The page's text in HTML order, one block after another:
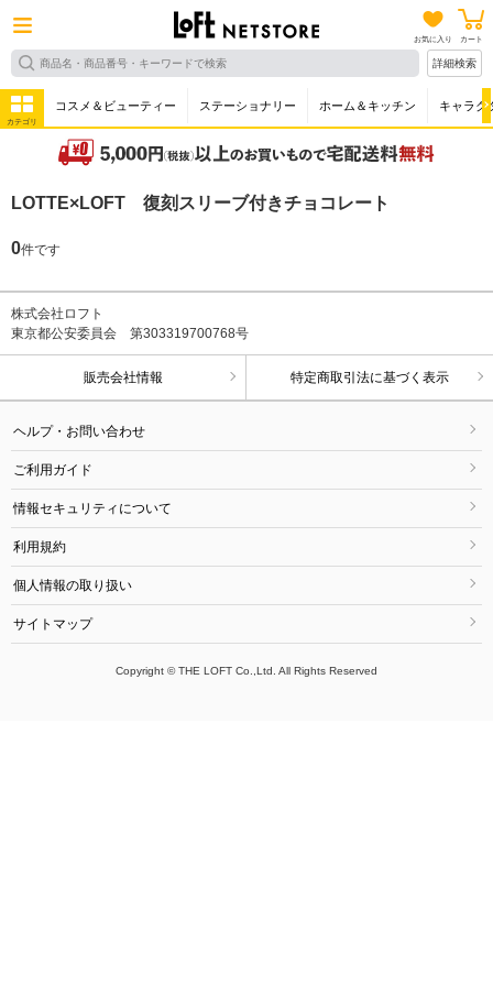
お気に入り カート
詳細検索
カテゴリ
コスメ＆ビューティー ステーショナリー ホーム＆キッチン キャラク
LOTTE×LOFT 復刻スリーブ付きチョコレート
0件です
株式会社ロフト
東京都公安委員会 第303319700768号
販売会社情報 特定商取引法に基づく表示
ヘルプ・お問い合わせ
ご利用ガイド
情報セキュリティについて
利用規約
個人情報の取り扱い
サイトマップ
Copyright © THE LOFT Co.,Ltd. All Rights Reserved